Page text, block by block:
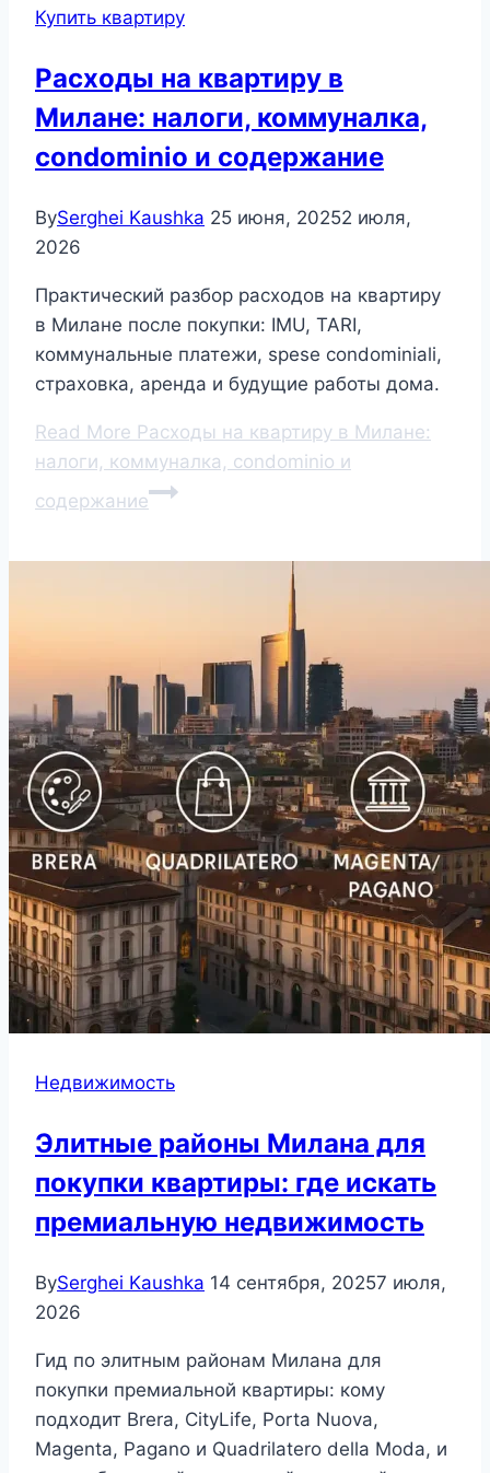
Купить квартиру
Расходы на квартиру в
Милане: налоги, коммуналка,
condominio и содержание
BySerghei Kaushka 25 июня, 20252 июля,
2026
Практический разбор расходов на квартиру
в Милане после покупки: IMU, TARI,
коммунальные платежи, spese condominiali,
страховка, аренда и будущие работы дома.
Read More Расходы на квартиру в Милане:
налоги, коммуналка, condominio и
содержание
Недвижимость
Элитные районы Милана для
покупки квартиры: где искать
премиальную недвижимость
BySerghei Kaushka 14 сентября, 20257 июля,
2026
Гид по элитным районам Милана для
покупки премиальной квартиры: кому
подходит Brera, CityLife, Porta Nuova,
Magenta, Pagano и Quadrilatero della Moda, и